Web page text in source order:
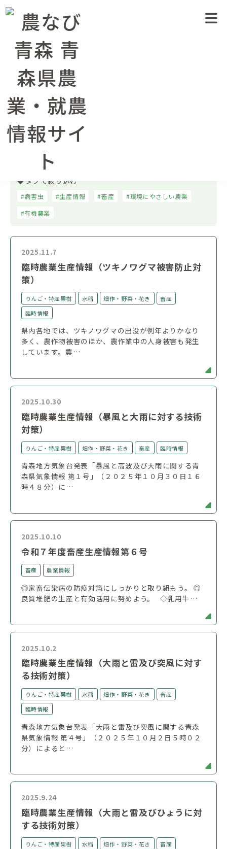
農業情報トップページ
農業情報 水稲 りんご・特産果樹
病害虫防除
土づくり・肥料法関係
広報・イベント
タグで絞り込む
病害虫 生産情報 畜産
環境にやさしい農業
有機農業
2025.11.7
臨時農業生産情報（ツキノワグマ被害防止対
策）
りんご・特産果樹 水稲 畑作・野菜・花き
畜産
臨時情報
県内各地では、ツキノワグマの出没が例年よりかなり
多く、農作物被害のほか、農作業中の人身被害も発生
しています。農…
2025.10.30
臨時農業生産情報（暴風と大雨に対する技術
対策）
りんご・特産果樹 畑作・野菜・花き 畜産 臨時情報
青森地方気象台発表「暴風と高波及び大雨に関する青
森県気象情報 第１号」（２０２５年１０月３０日１６
時４８分）に…
2025.10.10
令和７年度畜産生産情報第６号
畜産 農業情報
◎家畜伝染病の防疫対策にしっかりと取り組もう。 ◎
良質堆肥の生産と有効活用に努めよう。 ◇乳用牛…
2025.10.2
臨時農業生産情報（大雨と雷及び突風に対す
る技術対策）
りんご・特産果樹 水稲 畑作・野菜・花き
畜産
臨時情報
青森地方気象台発表「大雨と雷及び突風に関する青森
県気象情報 第４号」（２０２５年１０月２日５時０２
分）によると…
2025.9.24
臨時農業生産情報（大雨と雷及びひょうに対
する技術対策）
りんご・特産果樹 水稲 畑作・野菜・花き
畜産